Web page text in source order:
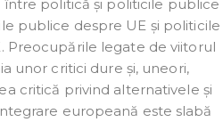
între politică și politicile publice
publice despre UE și politicile
Preocupările legate de viitorul
unor critici dure și, uneori,
critică privind alternativele și
europeană este slabă